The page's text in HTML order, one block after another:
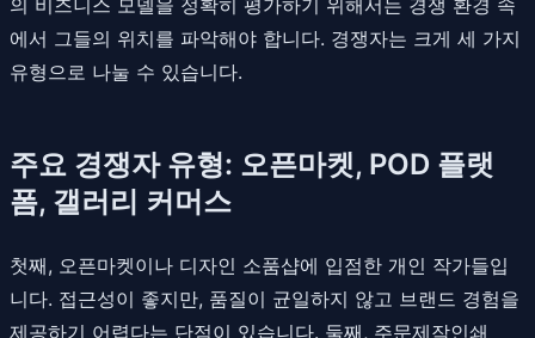
에서 그들의 위치를 파악해야 합니다. 경쟁자는 크게 세 가지
유형으로 나눌 수 있습니다.
주요 경쟁자 유형: 오픈마켓, POD 플랫
폼, 갤러리 커머스
첫째, 오픈마켓이나 디자인 소품샵에 입점한 개인 작가들입
니다. 접근성이 좋지만, 품질이 균일하지 않고 브랜드 경험을
제공하기 어렵다는 단점이 있습니다. 둘째, 주문제작인쇄